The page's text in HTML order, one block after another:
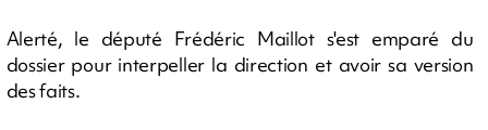
Alerté, le député Frédéric Maillot s'est emparé du
dossier pour interpeller la direction et avoir sa version
des faits.